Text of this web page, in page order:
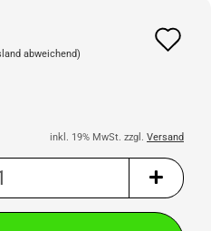
abweichend)
inkl. 19% MwSt. zzgl. Versand